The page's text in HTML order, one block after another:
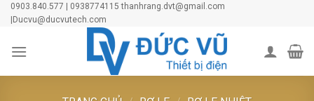
Skip0903.840.577 | 0938774115 thanhrang.dvt@gmail.com
|Ducvu@ducvutech.com